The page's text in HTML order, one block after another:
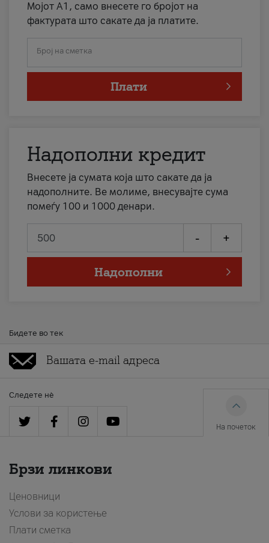
Мојот А1, само внесете го бројот на
фактурата што сакате да ја платите.
Број на сметка
Плати
Надополни кредит
Внесете ја сумата која што сакате да ја
надополните. Ве молиме, внесувајте сума
помеѓу 100 и 1000 денари.
- +
Надополни
Бидете во тек
Следете нè
На почеток
Брзи линкови
Ценовници
Услови за користење
Плати сметка